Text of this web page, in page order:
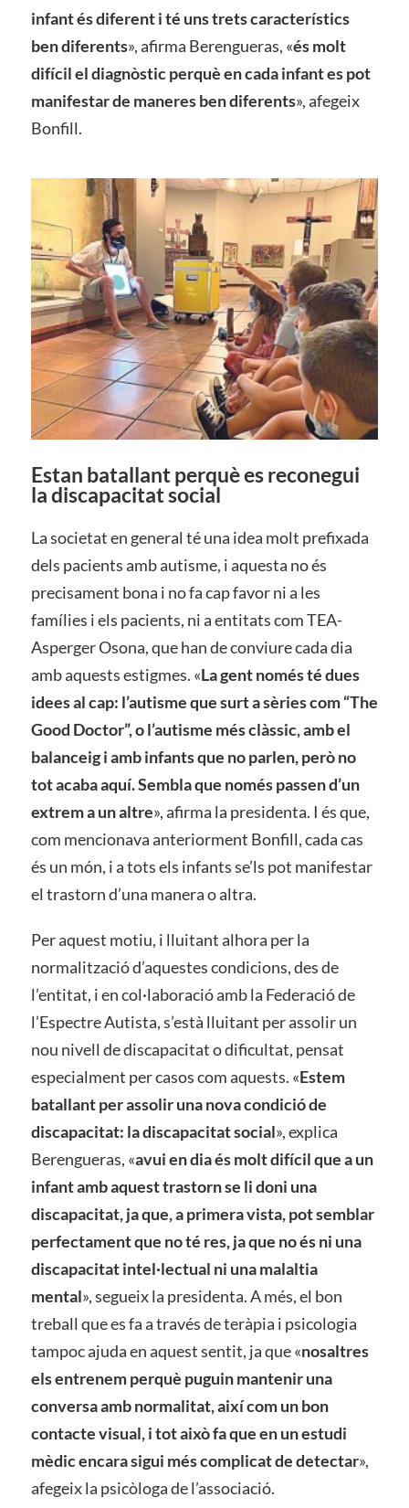
infant és diferent i té uns trets característics
ben diferents», afirma Berengueras, «és molt
difícil el diagnòstic perquè en cada infant es pot
manifestar de maneres ben diferents», afegeix
Bonfill.
Estan batallant perquè es reconegui
la discapacitat social
La societat en general té una idea molt prefixada
dels pacients amb autisme, i aquesta no és
precisament bona i no fa cap favor ni a les
famílies i els pacients, ni a entitats com TEA-
Asperger Osona, que han de conviure cada dia
amb aquests estigmes. «La gent només té dues
idees al cap: l’autisme que surt a sèries com “The
Good Doctor”, o l’autisme més clàssic, amb el
balanceig i amb infants que no parlen, però no
tot acaba aquí. Sembla que només passen d’un
extrem a un altre», afirma la presidenta. I és que,
com mencionava anteriorment Bonfill, cada cas
és un món, i a tots els infants se’ls pot manifestar
el trastorn d’una manera o altra.
Per aquest motiu, i lluitant alhora per la
normalització d’aquestes condicions, des de
l’entitat, i en col·laboració amb la Federació de
l’Espectre Autista, s’està lluitant per assolir un
nou nivell de discapacitat o dificultat, pensat
especialment per casos com aquests. «Estem
batallant per assolir una nova condició de
discapacitat: la discapacitat social», explica
Berengueras, «avui en dia és molt difícil que a un
infant amb aquest trastorn se li doni una
discapacitat, ja que, a primera vista, pot semblar
perfectament que no té res, ja que no és ni una
discapacitat intel·lectual ni una malaltia
mental», segueix la presidenta. A més, el bon
treball que es fa a través de teràpia i psicologia
tampoc ajuda en aquest sentit, ja que «nosaltres
els entrenem perquè puguin mantenir una
conversa amb normalitat, així com un bon
contacte visual, i tot això fa que en un estudi
mèdic encara sigui més complicat de detectar»,
afegeix la psicòloga de l’associació.